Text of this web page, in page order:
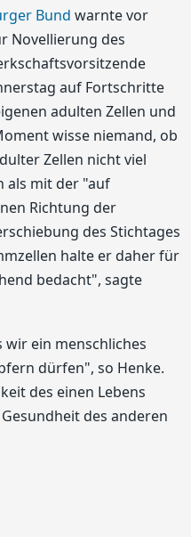
Bund warnte vor
Novellierung des
auf Fortschritte
adulten Zellen und
wisse niemand, ob
Zellen nicht viel
als mit der "auf
Richtung der
des Stichtages
halte er daher für
bedacht", sagte
wir ein menschliches
dürfen", so Henke.
des einen Lebens
des anderen